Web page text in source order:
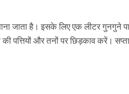
जाता है। इसके लिए एक लीटर गुनगुने
पत्तियों और तनों पर छिड़काव करें।